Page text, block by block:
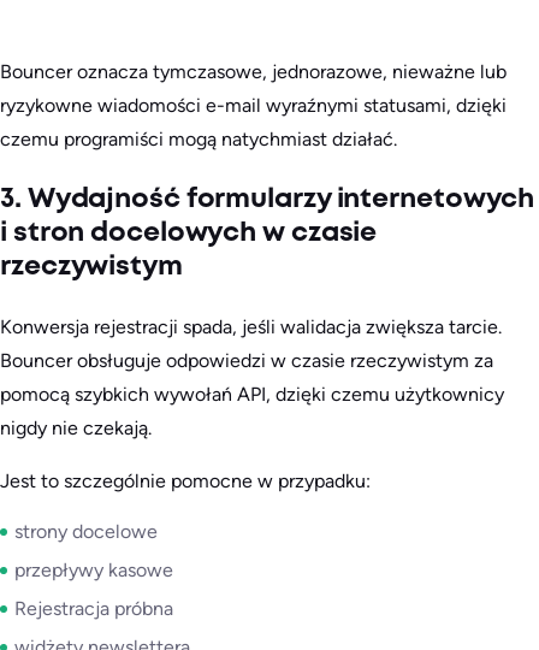
Bouncer oznacza tymczasowe, jednorazowe, nieważne lub
ryzykowne wiadomości e-mail wyraźnymi statusami, dzięki
czemu programiści mogą natychmiast działać.
3. Wydajność formularzy internetowych
i stron docelowych w czasie
rzeczywistym
Konwersja rejestracji spada, jeśli walidacja zwiększa tarcie.
Bouncer obsługuje odpowiedzi w czasie rzeczywistym za
pomocą szybkich wywołań API, dzięki czemu użytkownicy
nigdy nie czekają.
Jest to szczególnie pomocne w przypadku:
strony docelowe
przepływy kasowe
Rejestracja próbna